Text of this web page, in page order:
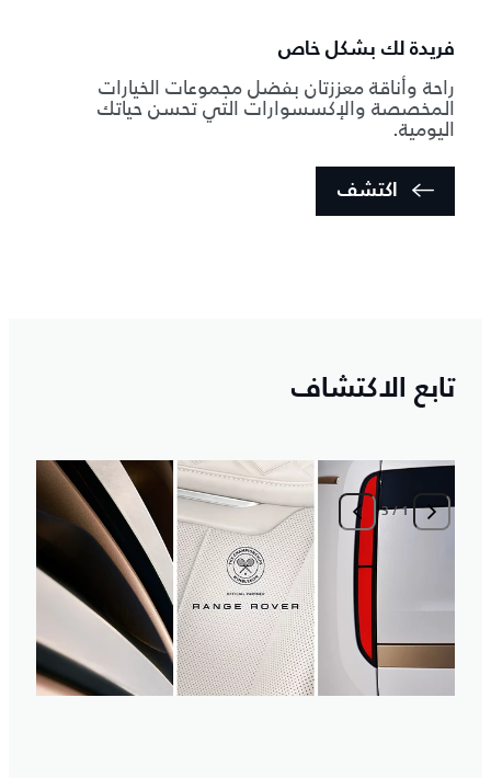
فريدة لك بشكل خاص
راحة وأناقة معززتان بفضل مجموعات الخيارات
المخصصة والإكسسوارات التي تحسن حياتك
اليومية.
اكتشف
تابع الاكتشاف
1
/
3